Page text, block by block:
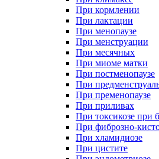
При кормлении
При лактации
При менопаузе
При менструации
При месячных
При миоме матки
При постменопаузе
При
При пременопаузе
При приливах
При токсикозе при
При фиброзно-
При хламидиозе
При цистите